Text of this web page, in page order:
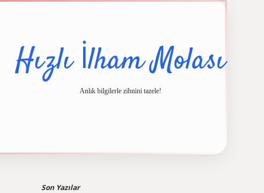
Hızlı İlham Molası
Anlık bilgilerle zihnini tazele!
Son Yazılar